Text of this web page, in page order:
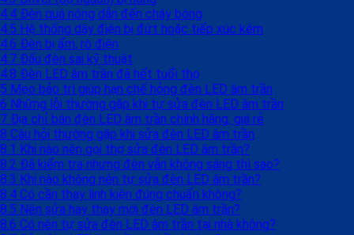
4.4 Đèn quá nóng dẫn đến cháy bóng
4.5 Hệ thống dây điện bị đứt hoặc tiếp xúc kém
4.6 Đèn bị ẩm, rò điện
4.7 Đấu đèn sai kỹ thuật
4.8 Đèn LED âm trần đã hết tuổi thọ
5 Mẹo bảo trì giúp hạn chế hỏng đèn LED âm trần
6 Những lỗi thường gặp khi tự sửa đèn LED âm trần
7 Địa chỉ bán đèn LED âm trần chính hãng, giá rẻ
8 Câu hỏi thường gặp khi sửa đèn LED âm trần
8.1 Khi nào nên gọi thợ sửa đèn LED âm trần?
8.2 Đã kiểm tra nhưng đèn vẫn không sáng thì sao?
8.3 Khi nào không nên tự sửa đèn LED âm trần?
8.4 Có cần thay linh kiện đúng chuẩn không?
8.5 Nên sửa hay thay mới đèn LED âm trần?
8.6 Có nên tự sửa đèn LED âm trần tại nhà không?